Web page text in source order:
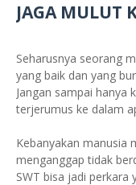
JAGA MULUT
Seharusnya seorang
yang baik dan yang
Jangan sampai hanya
terjerumus ke dalam
Kebanyakan manusia
menganggap tidak
SWT bisa jadi perkara